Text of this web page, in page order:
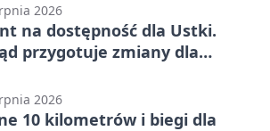
2026
na dostępność dla Ustki.
przygotuje zmiany dla
2026
10 kilometrów i biegi dla